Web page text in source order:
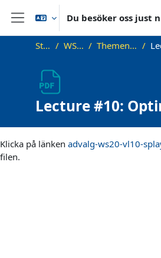
Gå direkt till huvudinnehåll
Sidopanel
Du besöker oss just
Startsida WS20_AdvAlg Themen und Vorlesungen
Lecture #10:
Search Trees and
(long)
Klicka på länken advalg-ws20-vl10-
filen.